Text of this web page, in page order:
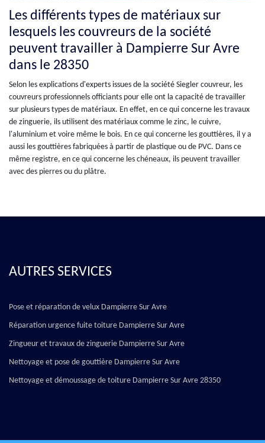
Les différents types de matériaux sur
lesquels les couvreurs de la société
peuvent travailler à Dampierre Sur Avre
dans le 28350
Selon les explications d'experts issues de la société Siegler couvreur, les
couvreurs professionnels officiants pour elle ont la capacité de travailler
sur plusieurs types de matériaux. En effet, en ce qui concerne les travaux
de zinguerie, ils utilisent des matériaux comme le zinc, le cuivre,
l'aluminium et voire même le bois. En ce qui concerne les gouttières, il y a
aussi les gouttières fabriquées à partir de plastique ou de PVC. Dans ce
même registre, en ce qui concerne les chéneaux, ils peuvent travailler
avec des pierres ou du plâtre.
AUTRES SERVICES
Pose et réparation de velux Dampierre Sur Avre
Réparation urgence fuite toiture Dampierre Sur Avre
Zingueur et travaux de zinguerie Dampierre Sur Avre
Nettoyage et pose de gouttière Dampierre Sur Avre
Nettoyage et démoussage de toiture Dampierre Sur Avre 28350